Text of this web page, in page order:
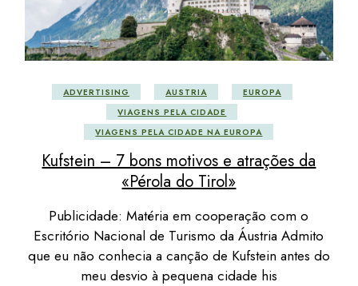
ADVERTISING AUSTRIA
EUROPA
VIAGENS PELA CIDADE
VIAGENS PELA CIDADE NA EUROPA
Kufstein – 7 bons motivos e atrações da
«Pérola do Tirol»
Publicidade: Matéria em cooperação com o
Escritório Nacional de Turismo da Áustria Admito
que eu não conhecia a canção de Kufstein antes do
meu desvio à pequena cidade his